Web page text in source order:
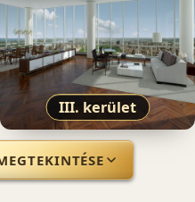
III. kerület